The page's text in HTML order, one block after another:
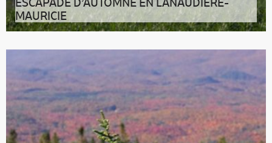
MAURICIE
Entre Montréal et Québec, la voie royale des couleurs